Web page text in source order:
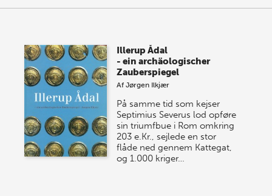
Illerup Ådal
- ein archäologischer
Zauberspiegel
AfJørgen Ilkjær
På samme tid som kejser
Septimius Severus lod opføre
sin triumfbue i Rom omkring
203 e.Kr., sejlede en stor
flåde ned gennem Kattegat,
og 1.000 kriger…